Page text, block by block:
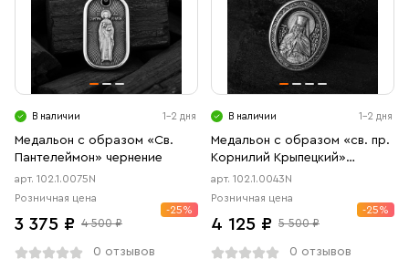
В наличии 1-2 дня
Медальон с образом «Св.
Пантелеймон» чернение
арт. 102.1.0075N
Розничная цена
3 375 ₽ 4 500 ₽
-25%
0 отзывов
В наличии 1-2 дня
Медальон с образом «св. пр.
Корнилий Крыпецкий»
чернение
арт. 102.1.0043N
Розничная цена
4 125 ₽ 5 500 ₽
-25%
0 отзывов